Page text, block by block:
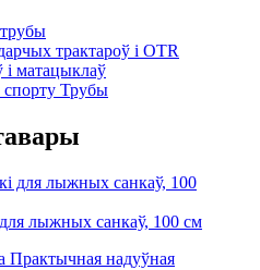
трактароў і OTR
і матацыклаў
спорту Трубы
лыжных санкаў, 100 см